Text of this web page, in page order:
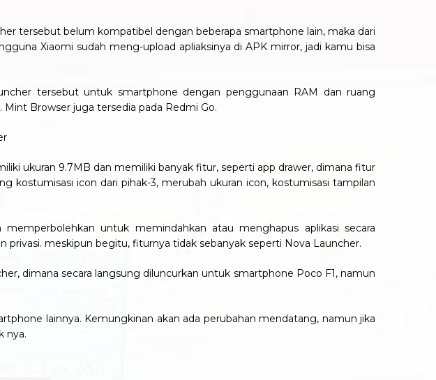
tersebut belum kompatibel dengan beberapa smartphone lain, maka dari
Xiaomi sudah meng-upload apliaksinya di APK mirror, jadi kamu bisa
tersebut untuk smartphone dengan penggunaan RAM dan ruang
Browser juga tersedia pada Redmi Go.
ukuran 9.7MB dan memiliki banyak fitur, seperti app drawer, dimana fitur
kostumisasi icon dari pihak-3, merubah ukuran icon, kostumisasi tampilan
untuk memindahkan atau menghapus aplikasi secara
meskipun begitu, fiturnya tidak sebanyak seperti Nova Launcher.
dimana secara langsung diluncurkan untuk smartphone Poco F1, namun
lainnya. Kemungkinan akan ada perubahan mendatang, namun jika
nya.